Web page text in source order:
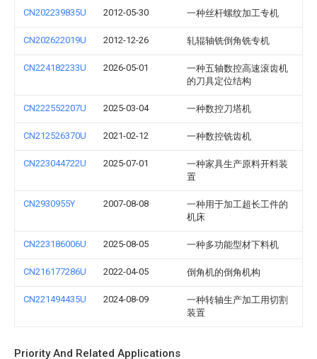
CN202239835U 2012-05-30 一种丝杆螺纹加工专机
CN202622019U 2012-12-26 轧辊轴铣倒角铣专机
CN224182233U 2026-05-01
一种五轴数控高速滚齿机
的刀具定位结构
CN222552207U 2025-03-04 一种数控刀塔机
CN212526370U 2021-02-12 一种数控铣齿机
CN223044722U 2025-07-01
一种家具生产原料开料装
置
CN2930955Y 2007-08-08
一种用于加工超长工件的
机床
CN223186006U 2025-08-05 一种多功能型材下料机
CN216177286U 2022-04-05 倒角机的倒角机构
CN221494435U 2024-08-09
一种转轴生产加工用切割
装置
Priority And Related Applications